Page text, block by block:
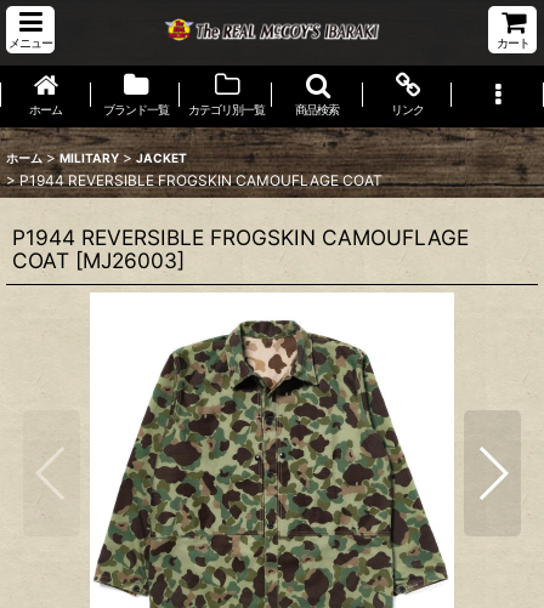
メニュー カート
ホーム ブランド一覧 カテゴリ別一覧 商品検索 リンク
ホーム > MILITARY > JACKET
> P1944 REVERSIBLE FROGSKIN CAMOUFLAGE COAT
P1944 REVERSIBLE FROGSKIN CAMOUFLAGE
COAT [MJ26003]